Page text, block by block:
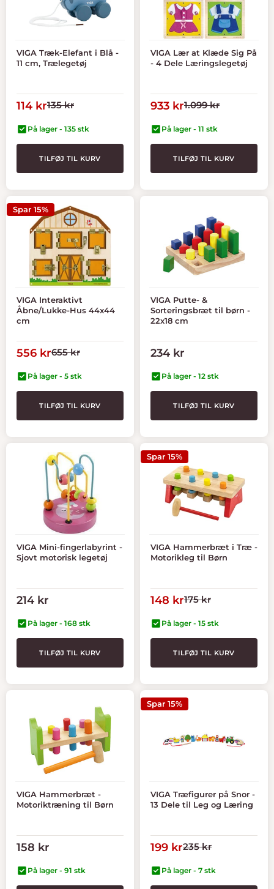
VIGA Træk-Elefant i Blå -
11 cm, Trælegetøj
Tilbudspris
114 krNormal
135 kr
På lager - 135 stk
TILFØJ TIL KURV
VIGA Lær at Klæde Sig På
- 4 Dele Læringslegetøj
Tilbudspris
933 krNormal
1.099 kr
På lager - 11 stk
TILFØJ TIL KURV
Spar 15%
VIGA Interaktivt
Åbne/Lukke-Hus 44x44
cm
Tilbudspris
556 krNormal
655 kr
På lager - 5 stk
TILFØJ TIL KURV
VIGA Putte- &
Sorteringsbræt til børn -
22x18 cm
Tilbudspris
234 kr
På lager - 12 stk
TILFØJ TIL KURV
VIGA Mini-fingerlabyrint -
Sjovt motorisk legetøj
Tilbudspris
214 kr
På lager - 168 stk
TILFØJ TIL KURV
Spar 15%
VIGA Hammerbræt i Træ -
Motorikleg til Børn
Tilbudspris
148 krNormal
175 kr
På lager - 15 stk
TILFØJ TIL KURV
VIGA Hammerbræt -
Motoriktræning til Børn
Tilbudspris
158 kr
På lager - 91 stk
Spar 15%
VIGA Træfigurer på Snor -
13 Dele til Leg og Læring
Tilbudspris
199 krNormal
235 kr
På lager - 7 stk